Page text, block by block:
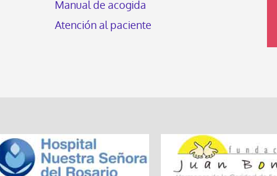
Manual de acogida
Atención al paciente